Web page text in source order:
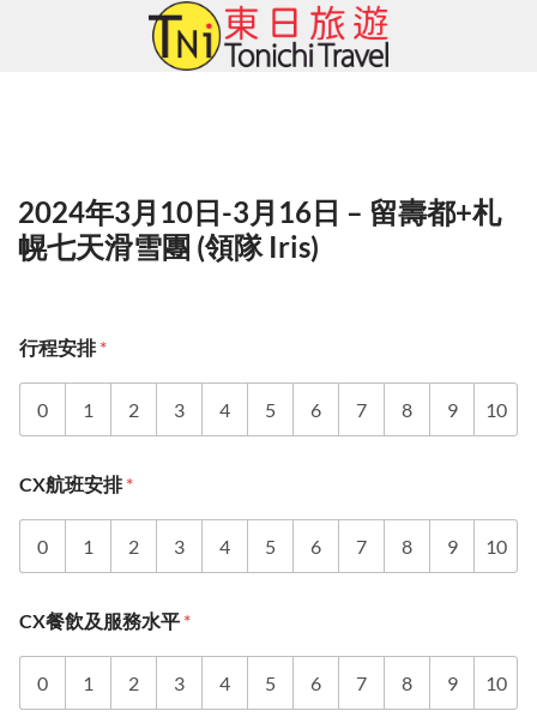
2024年3月10日-3月16日 – 留壽都+札
幌七天滑雪團 (領隊 Iris)
行程安排*
0 1 2 3 4 5 6 7 8 9 10
CX航班安排*
0 1 2 3 4 5 6 7 8 9 10
CX餐飲及服務水平 *
0 1 2 3 4 5 6 7 8 9 10